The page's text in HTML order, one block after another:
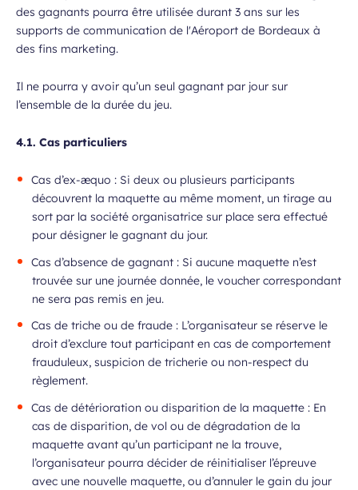
des gagnants pourra être utilisée durant 3 ans sur les
supports de communication de l'Aéroport de Bordeaux à
des fins marketing.
Il ne pourra y avoir qu’un seul gagnant par jour sur
l’ensemble de la durée du jeu.
4.1. Cas particuliers
Cas d’ex-æquo : Si deux ou plusieurs participants
découvrent la maquette au même moment, un tirage au
sort par la société organisatrice sur place sera effectué
pour désigner le gagnant du jour.
Cas d’absence de gagnant : Si aucune maquette n’est
trouvée sur une journée donnée, le voucher correspondant
ne sera pas remis en jeu.
Cas de triche ou de fraude : L’organisateur se réserve le
droit d’exclure tout participant en cas de comportement
frauduleux, suspicion de tricherie ou non-respect du
règlement.
Cas de détérioration ou disparition de la maquette : En
cas de disparition, de vol ou de dégradation de la
maquette avant qu’un participant ne la trouve,
l’organisateur pourra décider de réinitialiser l’épreuve
avec une nouvelle maquette, ou d’annuler le gain du jour